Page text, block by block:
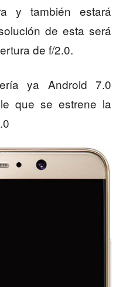
y también estará
de esta será
de f/2.0.
ya Android 7.0
que se estrene la